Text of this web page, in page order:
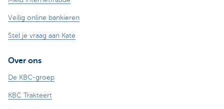
Veilig online bankieren
Stel je vraag aan Kate
Over ons
De KBC-groep
KBC Trakteert